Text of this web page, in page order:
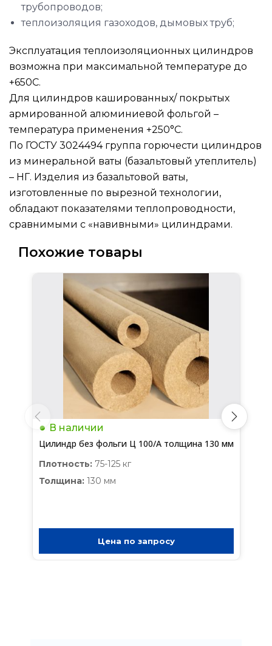
трубопроводов;
теплоизоляция газоходов, дымовых труб;
Эксплуатация теплоизоляционных цилиндров
возможна при максимальной температуре до
+650C.
Для цилиндров кашированных/ покрытых
армированной алюминиевой фольгой –
температура применения +250°С.
По ГОСТУ 3024494 группа горючести цилиндров
из минеральной ваты (базальтовый утеплитель)
– НГ. Изделия из базальтовой ваты,
изготовленные по вырезной технологии,
обладают показателями теплопроводности,
сравнимыми с «навивными» цилиндрами.
Похожие товары
В наличии
Цилиндр без фольги Ц 100/А толщина 130 мм
Плотность:75-125 кг
Толщина:130 мм
Цена по запросу